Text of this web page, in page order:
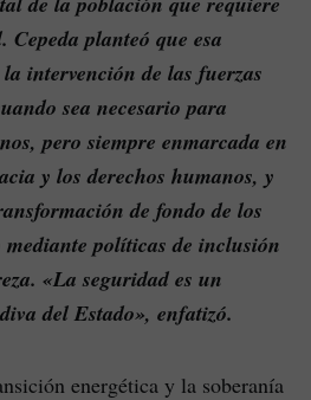
planteó que esa
intervención de las fuerzas
sea necesario para
pero siempre enmarcada en
y los derechos humanos, y
de fondo de los
políticas de inclusión
«La seguridad es un
del Estado», enfatizó.
energética y la soberanía